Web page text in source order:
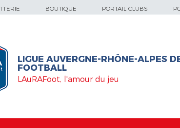
BOUTIQUE PORTAIL CLUBS
LIGUE AUVERGNE-RHÔNE-ALPES
FOOTBALL
LAuRAFoot, l'amour du jeu